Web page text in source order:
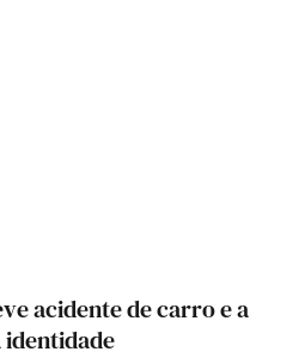
acidente de carro e a